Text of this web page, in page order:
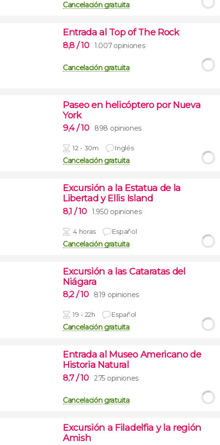
Cancelación gratuita
Entrada al Top of The Rock
8,8 / 10 1.007 opiniones
Cancelación gratuita
Paseo en helicóptero por Nueva
York
9,4 / 10 898 opiniones
12 - 30m Inglés
Cancelación gratuita
Excursión a la Estatua de la
Libertad y Ellis Island
8,1 / 10 1.950 opiniones
4 horas Español
Cancelación gratuita
Excursión a las Cataratas del
Niágara
8,2 / 10 819 opiniones
19 - 22h Español
Cancelación gratuita
Entrada al Museo Americano de
Historia Natural
8,7 / 10 275 opiniones
Cancelación gratuita
Excursión a Filadelfia y la región
Amish